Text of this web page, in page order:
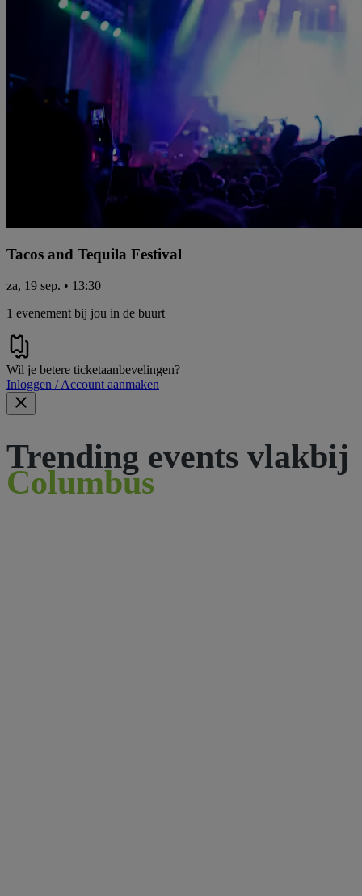
Tacos and Tequila Festival
za, 19 sep. • 13:30
1 evenement bij jou in de buurt
Wil je betere ticketaanbevelingen?
Inloggen / Account aanmaken
Trending events vlakbij
Columbus